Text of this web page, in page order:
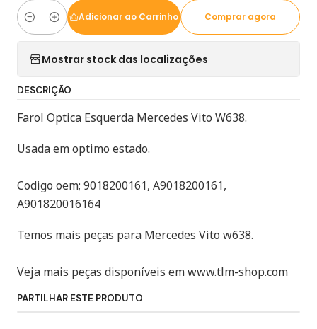
Quantidade
Adicionar ao Carrinho Comprar agora
Mostrar stock das localizações
DESCRIÇÃO
Farol Optica Esquerda Mercedes Vito W638.
Usada em optimo estado.
Codigo oem; 9018200161, A9018200161,
A901820016164
Temos mais peças para Mercedes Vito w638.
Veja mais peças disponíveis em www.tlm-shop.com
PARTILHAR ESTE PRODUTO